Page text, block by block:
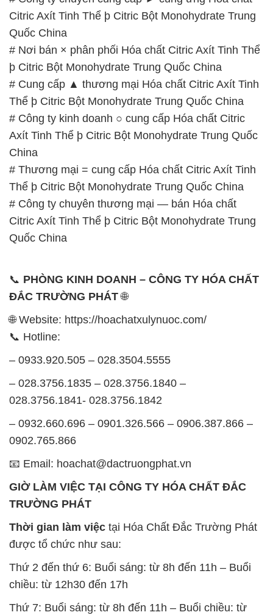
Citric Axít Tinh Thể þ Citric Bột Monohydrate Trung
Quốc China
# Nơi bán × phân phối Hóa chất Citric Axít Tinh Thể
þ Citric Bột Monohydrate Trung Quốc China
# Cung cấp ▲ thương mại Hóa chất Citric Axít Tinh
Thể þ Citric Bột Monohydrate Trung Quốc China
# Công ty kinh doanh ○ cung cấp Hóa chất Citric
Axít Tinh Thể þ Citric Bột Monohydrate Trung Quốc
China
# Thương mại = cung cấp Hóa chất Citric Axít Tinh
Thể þ Citric Bột Monohydrate Trung Quốc China
# Công ty chuyên thương mại — bán Hóa chất
Citric Axít Tinh Thể þ Citric Bột Monohydrate Trung
Quốc China
📞 PHÒNG KINH DOANH – CÔNG TY HÓA CHẤT
ĐẮC TRƯỜNG PHÁT🌐
🌐 Website: https://hoachatxulynuoc.com/
📞 Hotline:
– 0933.920.505 – 028.3504.5555
– 028.3756.1835 – 028.3756.1840 –
028.3756.1841- 028.3756.1842
– 0932.660.696 – 0901.326.566 – 0906.387.866 –
0902.765.866
📧 Email: hoachat@dactruongphat.vn
GIỜ LÀM VIỆC TẠI CÔNG TY HÓA CHẤT ĐẮC
TRƯỜNG PHÁT
Thời gian làm việc tại Hóa Chất Đắc Trường Phát
được tổ chức như sau:
Thứ 2 đến thứ 6: Buổi sáng: từ 8h đến 11h – Buổi
chiều: từ 12h30 đến 17h
Thứ 7: Buổi sáng: từ 8h đến 11h – Buổi chiều: từ